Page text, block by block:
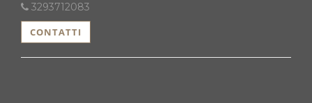
3293712083
CONTATTI